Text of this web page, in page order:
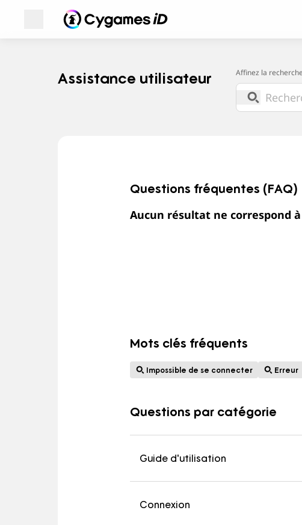
Ouvrir le Menu
Cygames ID
Assistance utilisateur Affinez la
Questions fréquentes (FAQ)
Aucun résultat ne correspond
Mots clés fréquents
Impossible de se connecter Erreur
Questions par catégorie
Guide d'utilisation
Connexion